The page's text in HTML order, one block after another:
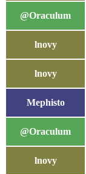
@Oraculum
lnovy
lnovy
Mephisto
@Oraculum
lnovy